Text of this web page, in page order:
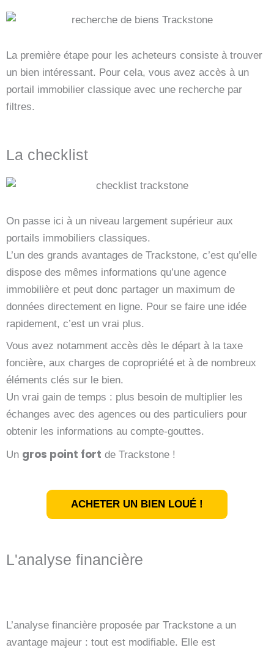
La première étape pour les acheteurs consiste à trouver
un bien intéressant. Pour cela, vous avez accès à un
portail immobilier classique avec une recherche par
filtres.
La checklist
On passe ici à un niveau largement supérieur aux
portails immobiliers classiques.
L’un des grands avantages de Trackstone, c’est qu’elle
dispose des mêmes informations qu’une agence
immobilière et peut donc partager un maximum de
données directement en ligne. Pour se faire une idée
rapidement, c’est un vrai plus.
Vous avez notamment accès dès le départ à la taxe
foncière, aux charges de copropriété et à de nombreux
éléments clés sur le bien.
Un vrai gain de temps : plus besoin de multiplier les
échanges avec des agences ou des particuliers pour
obtenir les informations au compte-gouttes.
Un gros point fort de Trackstone !
ACHETER UN BIEN LOUÉ !
L'analyse financière
L’analyse financière proposée par Trackstone a un
avantage majeur : tout est modifiable. Elle est